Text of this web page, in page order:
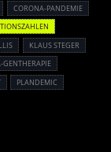
CORONA-PANDEMIE
KLAUS STEGER
GENTHERAPIE
PLANDEMIC